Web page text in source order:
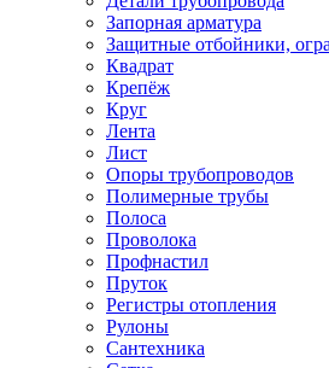
Запорная арматура
Защитные отбойники,
Квадрат
Крепёж
Круг
Лента
Лист
Опоры трубопроводов
Полимерные трубы
Полоса
Проволока
Профнастил
Пруток
Регистры отопления
Рулоны
Сантехника